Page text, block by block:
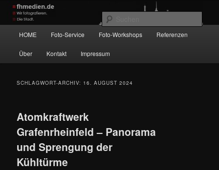
Zum
primären
Inhalt
springen
Zum
sekundären
Inhalt
springen
Wir fotografieren die Hauptstadt!
HOME Foto-Service Foto-Workshops Referenzen
Über Kontakt Impressum
SCHLAGWORT-ARCHIV: 16. AUGUST 2024
Atomkraftwerk
Grafenrheinfeld – Panorama
und Sprengung der
Kühltürme